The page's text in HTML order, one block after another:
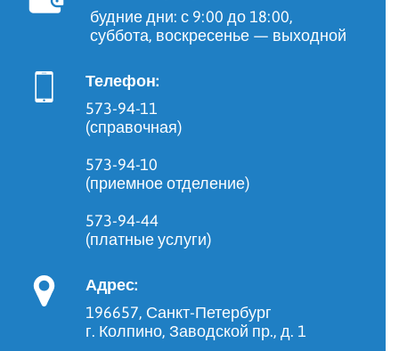
будние дни: с 9:00 до 18:00,
суббота, воскресенье — выходной
Телефон:
573-94-11
(справочная)
573-94-10
(приемное отделение)
573-94-44
(платные услуги)
Адрес:
196657, Санкт-Петербург
г. Колпино, Заводской пр., д. 1